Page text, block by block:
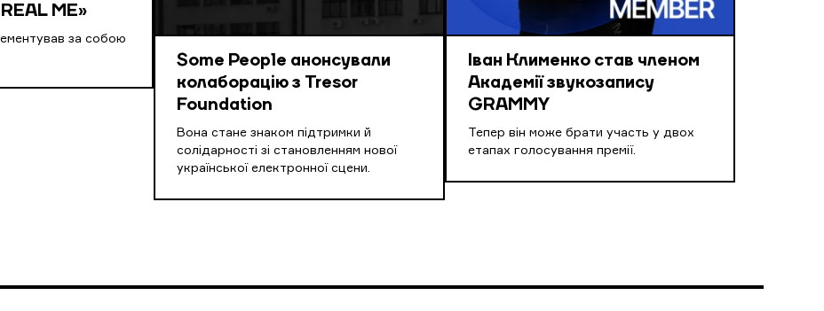
ME»
за собою
Some People анонсували
колаборацію з Tresor
Foundation
Вона стане знаком підтримки й
солідарності зі становленням нової
української електронної сцени.
Іван Клименко став членом
Академії звукозапису
GRAMMY
Тепер він може брати участь у двох
етапах голосування премії.